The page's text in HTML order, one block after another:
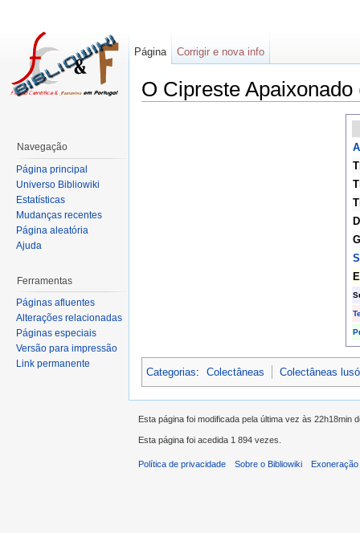
O Cipreste
Categorias: Colectâneas Colectâneas
Página Corrigir e nova info
Navegação
Página principal
Universo Bibliowiki
Estatísticas
Mudanças recentes
Página aleatória
Ajuda
Ferramentas
Páginas afluentes
Alterações relacionadas
Páginas especiais
Versão para impressão
Link permanente
Esta página foi modificada pela última vez às 22h18min
Esta página foi acedida 1 894 vezes.
Política de privacidade Sobre o Bibliowiki